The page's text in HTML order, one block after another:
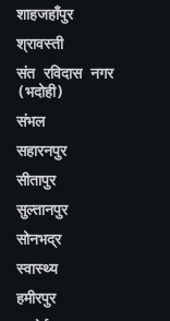
शाहजहाँपुर
श्रावस्ती
संत रविदास नगर
(भदोही)
संभल
सहारनपुर
सीतापुर
सुल्तानपुर
सोनभद्र
स्वास्थ्य
हमीरपुर